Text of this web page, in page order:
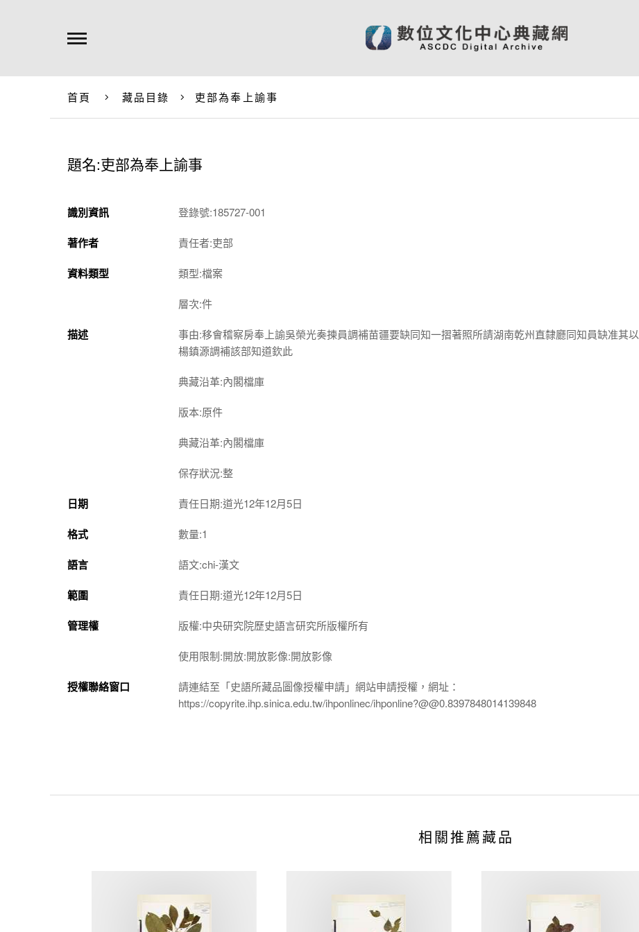
首頁 藏品目錄 吏部為奉上諭事
題名:吏部為奉上諭事
識別資訊 登錄號:185727-001
著作者 責任者:吏部
資料類型 類型:檔案
層次:件
描述
事由:移會稽察房奉上諭吳榮光奏揀員調補苗疆要缺同知一摺著照所請湖南乾州直隸廳同知員缺准其以
楊鎮源調補該部知道欽此
典藏沿革:內閣檔庫
版本:原件
典藏沿革:內閣檔庫
保存狀況:整
日期 責任日期:道光12年12月5日
格式 數量:1
語言 語文:chi-漢文
範圍 責任日期:道光12年12月5日
管理權 版權:中央研究院歷史語言研究所版權所有
使用限制:開放:開放影像:開放影像
授權聯絡窗口
請連結至「史語所藏品圖像授權申請」網站申請授權，網址：
https://copyrite.ihp.sinica.edu.tw/ihponlinec/ihponline?@@0.8397848014139848
相關推薦藏品